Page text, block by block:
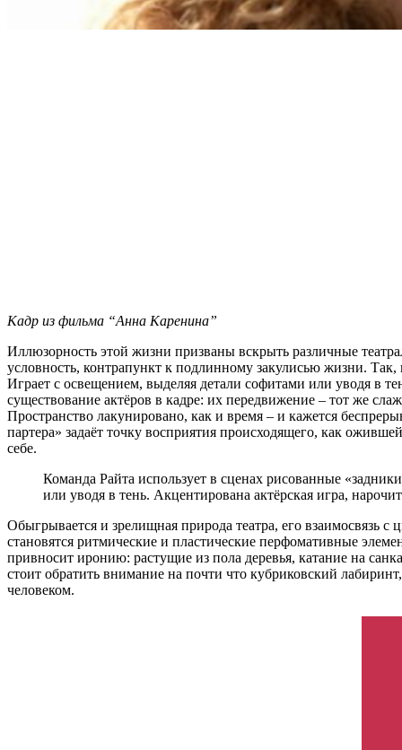
Кадр из фильма “Анна Каренина”
Иллюзорность этой жизни призваны вскрыть различные
условность, контрапункт к подлинному закулисью жизни.
Играет с освещением, выделяя детали софитами или уводя в
существование актёров в кадре: их передвижение – тот же
Пространство лакунировано, как и время – и кажется
партера» задаёт точку восприятия происходящего, как
себе.
Команда Райта использует в сценах рисованные
или уводя в тень. Акцентирована актёрская игра,
Обыгрывается и зрелищная природа театра, его
становятся ритмические и пластические перфомативные
привносит иронию: растущие из пола деревья, катание на
стоит обратить внимание на почти что кубриковский
человеком.